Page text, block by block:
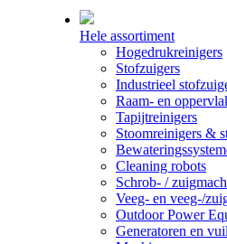
Hele assortiment
Hogedrukreinigers
Stofzuigers
Industrieel
Raam- en
Tapijtreinigers
Stoomreinigers &
Cleaning robots
Schrob- /
Veeg- en veeg-/
Outdoor Power
Generatoren en